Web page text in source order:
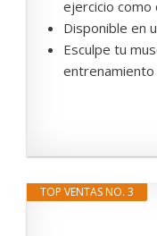
ejercicio como
Disponible en
Esculpe tu
entrenamiento
TOP VENTAS NO. 3